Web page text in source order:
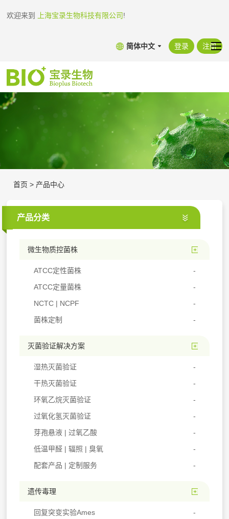
欢迎来到 上海宝录生物科技有限公司!
简体中文 登录 注册
首页 > 产品中心
产品分类
微生物质控菌株
ATCC定性菌株
ATCC定量菌株
NCTC | NCPF
菌株定制
灭菌验证解决方案
湿热灭菌验证
干热灭菌验证
环氧乙烷灭菌验证
过氧化氢灭菌验证
芽孢悬液 | 过氧乙酸
低温甲醛 | 辐照 | 臭氧
配套产品 | 定制服务
遗传毒理
回复突变实验Ames